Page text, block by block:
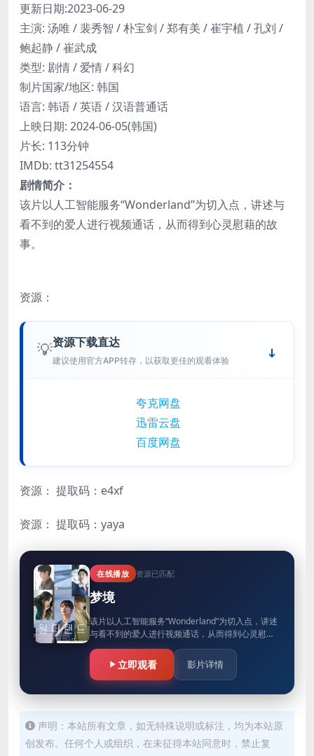
更新日期:2023-06-29
主演: 汤唯 / 裴秀智 / 朴宝剑 / 郑有美 / 崔宇植 / 孔刘 /
鲍起静 / 崔武成
类型: 剧情 / 爱情 / 科幻
制片国家/地区: 韩国
语言: 韩语 / 英语 / 汉语普通话
上映日期: 2024-06-05(韩国)
片长: 113分钟
IMDb: tt31254554
剧情简介：
该片以人工智能服务“Wonderland”为切入点，讲述与
看不到的爱人进行视频通话，从而得到心灵慰藉的故
事。
资源：
💡资源下载直达
建议使用官方APP转存，以获取更佳的观看体验
夸克网盘
迅雷云盘
百度网盘
资源： 提取码：e4xf
资源： 提取码：yaya
在线播放 资源已匹配
梦境
该片以人工智能服务“Wonderland”为切入点，讲述
与看不到的爱人进行视频通话，从而得到心灵慰藉
的故事。
立即观看 影片详情
声明：本站所有文章，如无特殊说明或标注，均为本站原
创发布。任何个人或组织，在未征得本站同意时，禁止复